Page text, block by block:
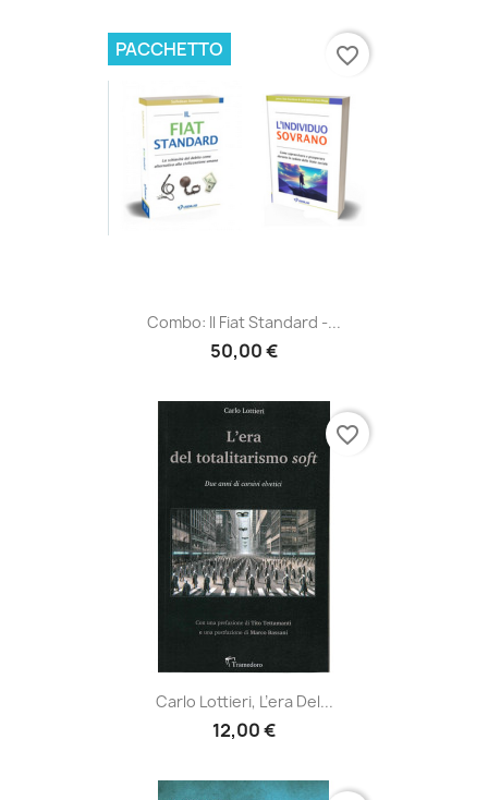
Combo: Il Fiat Standard -...
50,00 €
PACCHETTO favorite_border
Carlo Lottieri, L’era Del...
12,00 €
favorite_border